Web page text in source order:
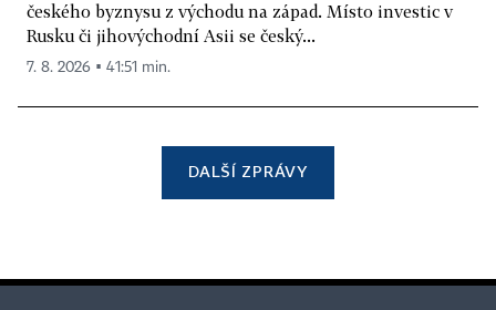
českého byznysu z východu na západ. Místo investic v
Rusku či jihovýchodní Asii se český...
7. 8. 2026 ▪ 41:51 min.
DALŠÍ ZPRÁVY